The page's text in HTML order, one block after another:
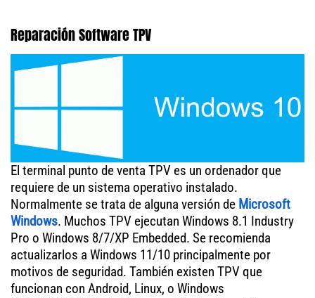
Reparación Software TPV
El terminal punto de venta TPV es un ordenador que
requiere de un sistema operativo instalado.
Normalmente se trata de alguna versión de Microsoft
Windows. Muchos TPV ejecutan Windows 8.1 Industry
Pro o Windows 8/7/XP Embedded. Se recomienda
actualizarlos a Windows 11/10 principalmente por
motivos de seguridad. También existen TPV que
funcionan con Android, Linux, o Windows